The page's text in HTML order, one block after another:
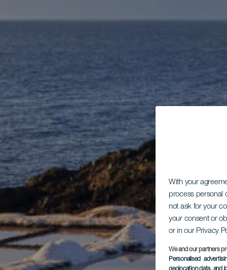
With your
process personal
not ask for your
your consent or
or in our Privacy
We and our partners
Personalised